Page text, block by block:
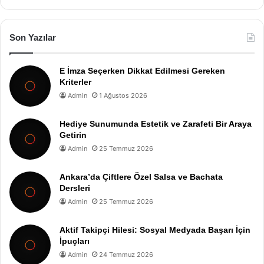
Son Yazılar
E İmza Seçerken Dikkat Edilmesi Gereken
Kriterler
Admin 1 Ağustos 2026
Hediye Sunumunda Estetik ve Zarafeti Bir Araya
Getirin
Admin 25 Temmuz 2026
Ankara’da Çiftlere Özel Salsa ve Bachata
Dersleri
Admin 25 Temmuz 2026
Aktif Takipçi Hilesi: Sosyal Medyada Başarı İçin
İpuçları
Admin 24 Temmuz 2026